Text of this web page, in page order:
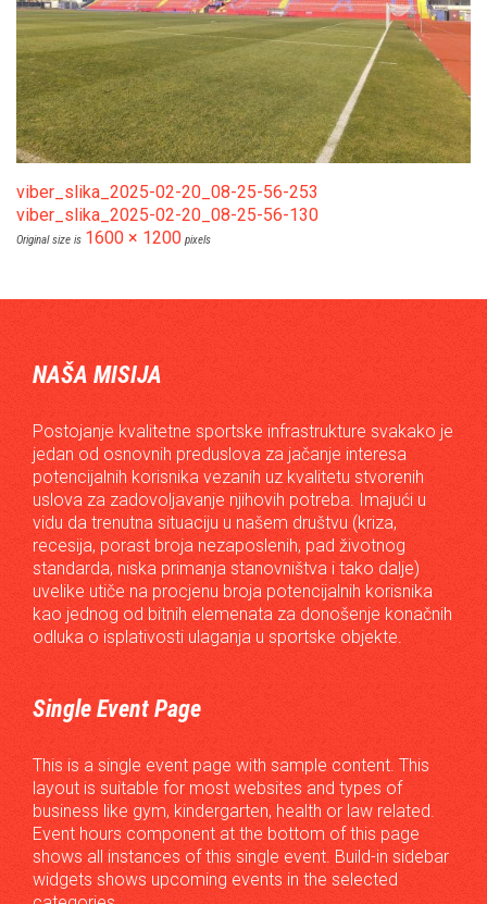
viber_slika_2025-02-20_08-25-56-253
viber_slika_2025-02-20_08-25-56-130
Original size is 1600 × 1200 pixels
NAŠA MISIJA
Postojanje kvalitetne sportske infrastrukture svakako je
jedan od osnovnih preduslova za jačanje interesa
potencijalnih korisnika vezanih uz kvalitetu stvorenih
uslova za zadovoljavanje njihovih potreba. Imajući u
vidu da trenutna situaciju u našem društvu (kriza,
recesija, porast broja nezaposlenih, pad životnog
standarda, niska primanja stanovništva i tako dalje)
uvelike utiče na procjenu broja potencijalnih korisnika
kao jednog od bitnih elemenata za donošenje konačnih
odluka o isplativosti ulaganja u sportske objekte.
Single Event Page
This is a single event page with sample content. This
layout is suitable for most websites and types of
business like gym, kindergarten, health or law related.
Event hours component at the bottom of this page
shows all instances of this single event. Build-in sidebar
widgets shows upcoming events in the selected